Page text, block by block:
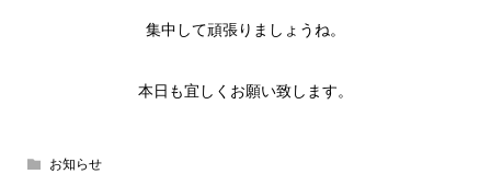
集中して頑張りましょうね。
本日も宜しくお願い致します。
お知らせ